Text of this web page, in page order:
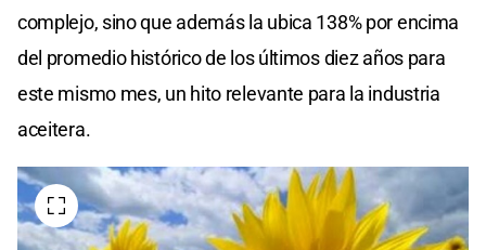
complejo, sino que además la ubica 138% por encima
del promedio histórico de los últimos diez años para
este mismo mes, un hito relevante para la industria
aceitera.